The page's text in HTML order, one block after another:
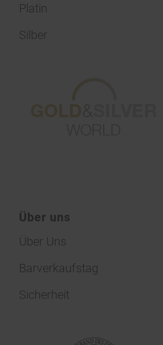
Platin
Silber
Über uns
Über Uns
Barverkaufstag
Sicherheit